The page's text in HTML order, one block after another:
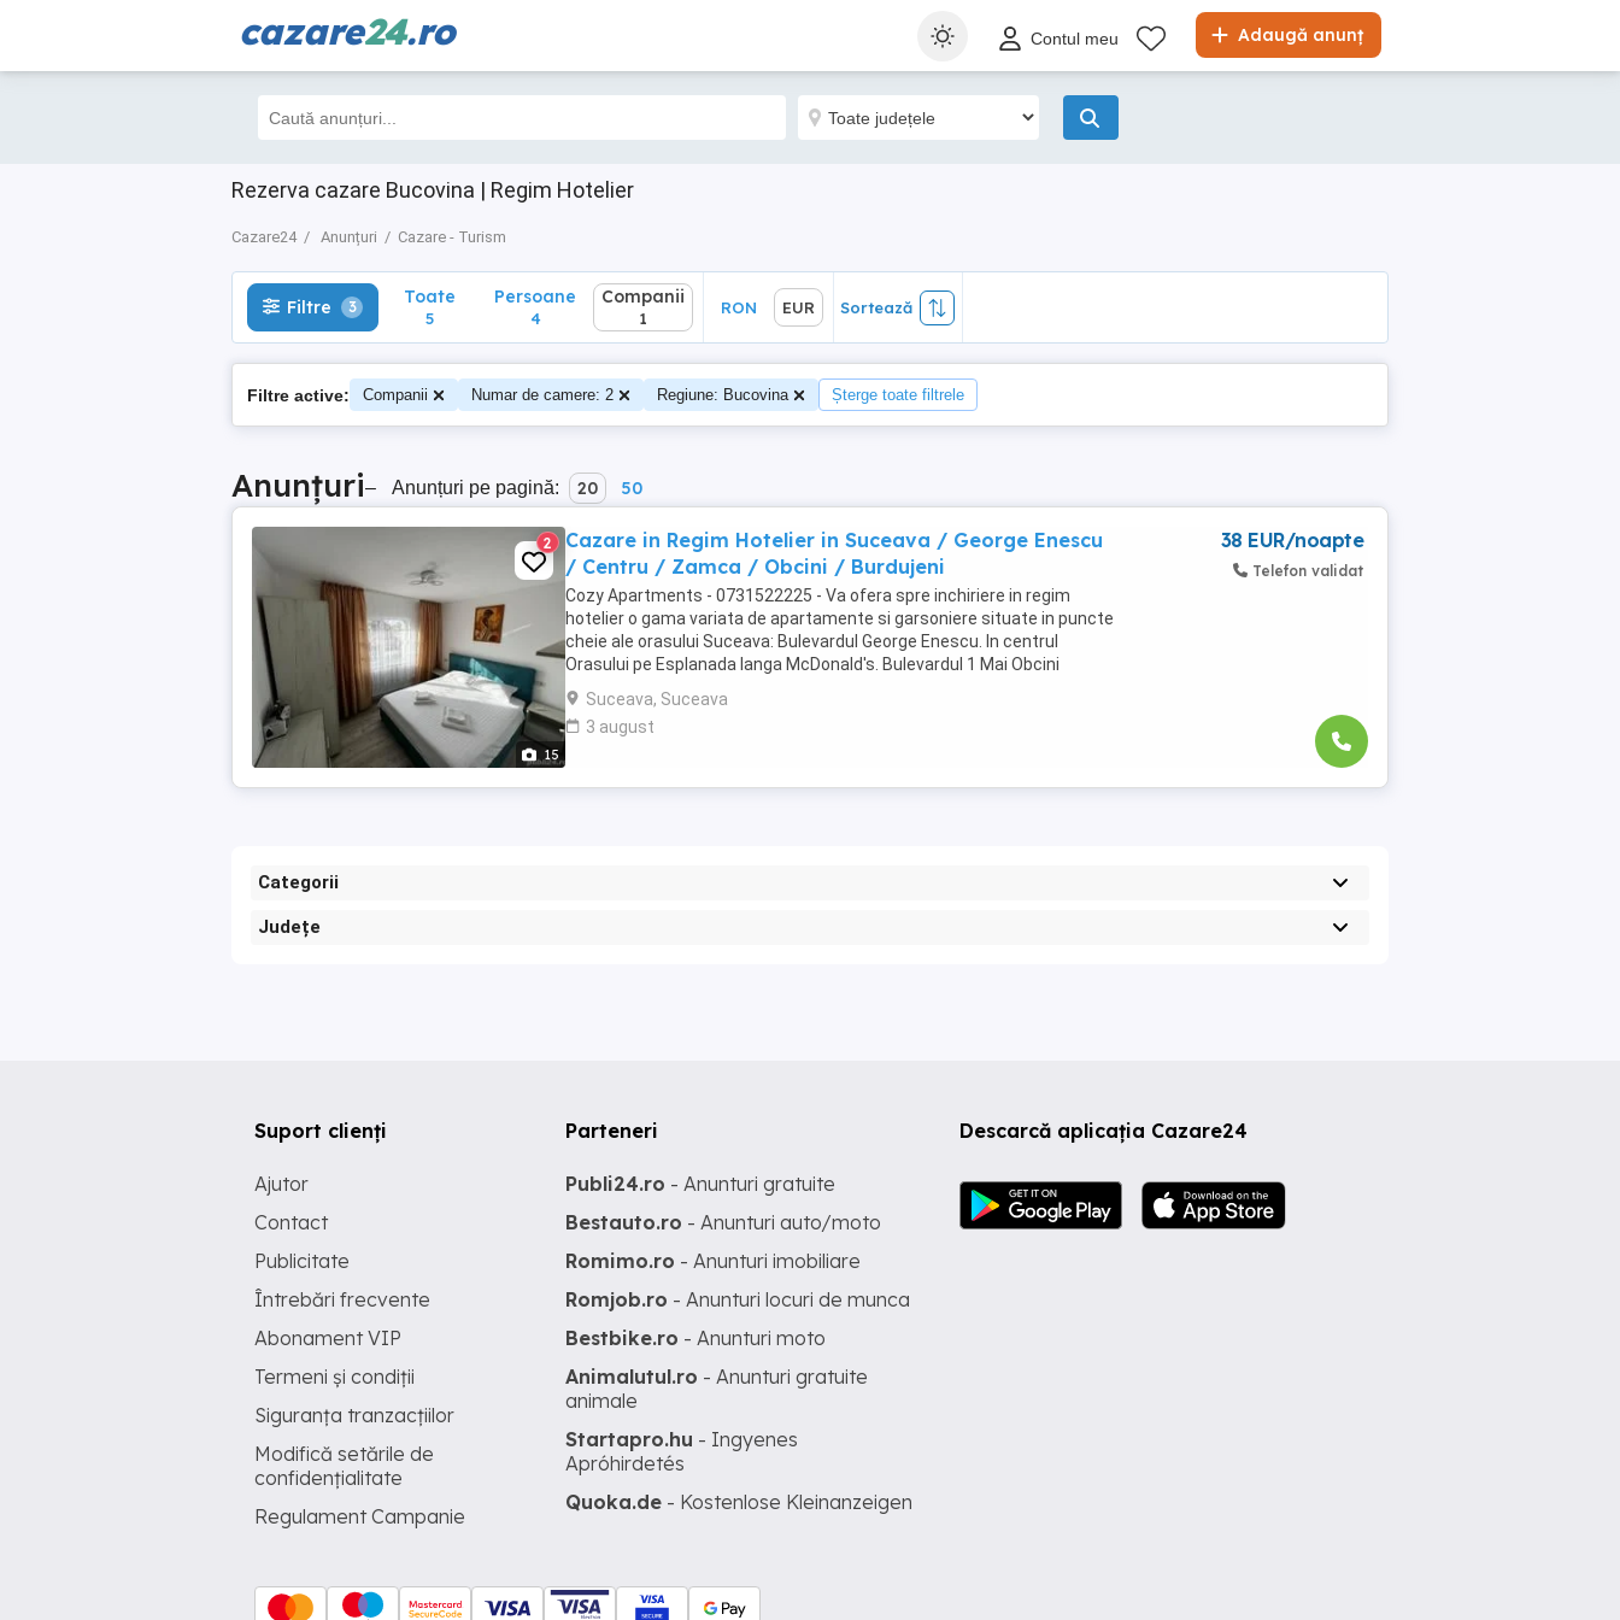
cazare24.ro Adaugă anunț
Contul meu
Rezerva cazare Bucovina | Regim Hotelier
Cazare24 Anunțuri Cazare - Turism
Filtre 3 Toate
5
Filtre 3 Toate
5
Persoane
4
Companii
1
RON EUR Sortează
Filtre active: Companii Numar de camere: 2 Regiune: Bucovina Șterge toate filtrele
Anunțuri– Anunțuri pe pagină: 20 50
15
2
Cazare in Regim Hotelier in Suceava / George Enescu
/ Centru / Zamca / Obcini / Burdujeni
Cozy Apartments - 0731522225 - Va ofera spre inchiriere in regim
hotelier o gama variata de apartamente si garsoniere situate in puncte
cheie ale orasului Suceava: Bulevardul George Enescu. In centrul
Orasului pe Esplanada langa McDonald's. Bulevardul 1 Mai Obcini
Zamca Burdujeni Ipotesti Pentru ...
Suceava, Suceava
3 august
38 EUR/noapte
Telefon validat
Categorii
Județe
Descarcă aplicația Cazare24
Suport clienți
Ajutor
Contact
Publicitate
Întrebări frecvente
Abonament VIP
Termeni și condiții
Siguranța tranzacțiilor
Modifică setările de
confidențialitate
Regulament Campanie
Parteneri
Publi24.ro - Anunturi gratuite
Bestauto.ro - Anunturi auto/moto
Romimo.ro - Anunturi imobiliare
Romjob.ro - Anunturi locuri de munca
Bestbike.ro - Anunturi moto
Animalutul.ro - Anunturi gratuite
animale
Startapro.hu - Ingyenes
Apróhirdetés
Quoka.de - Kostenlose Kleinanzeigen